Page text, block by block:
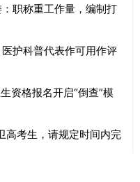
职称重工作量，编制打
护科普代表作可用作评
资格报名开启“倒查”模
高考生，请规定时间内完